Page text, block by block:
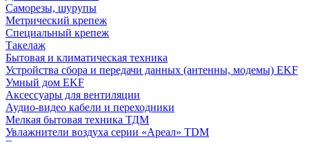
Саморезы, шурупы
Метрический крепеж
Специальный крепеж
Такелаж
Бытовая и климатическая техника
Устройства сбора и передачи данных (антенны, модемы) EKF
Умный дом EKF
Аксессуары для вентиляции
Аудио-видео кабели и переходники
Мелкая бытовая техника ТДМ
Увлажнители воздуха серии «Ареал» TDM